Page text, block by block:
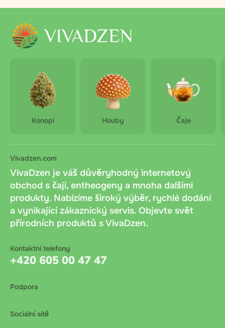
Konopí Houby Čaje
Vivadzen.com
VivaDzen je váš důvěryhodný internetový
obchod s čaji, entheogeny a mnoha dalšími
produkty. Nabízíme široký výběr, rychlé dodání
a vynikající zákaznický servis. Objevte svět
přírodních produktů s VivaDzen.
Kontaktní telefony
+420 605 00 47 47
Podpora
Sociální sítě